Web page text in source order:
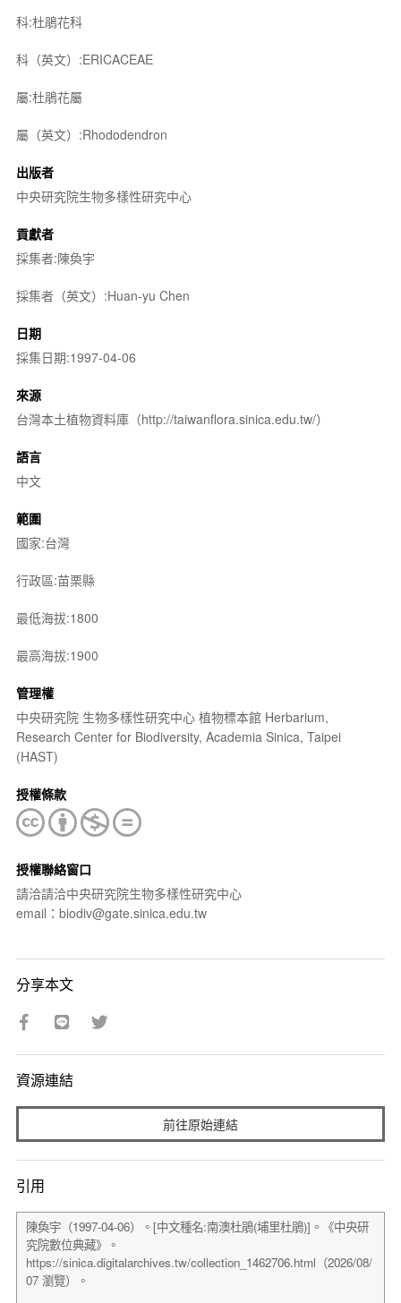
科:杜鵑花科
科（英文）:ERICACEAE
屬:杜鵑花屬
屬（英文）:Rhododendron
出版者
中央研究院生物多樣性研究中心
貢獻者
採集者:陳奐宇
採集者（英文）:Huan-yu Chen
日期
採集日期:1997-04-06
來源
台灣本土植物資料庫（http://taiwanflora.sinica.edu.tw/）
語言
中文
範圍
國家:台灣
行政區:苗栗縣
最低海拔:1800
最高海拔:1900
管理權
中央研究院 生物多樣性研究中心 植物標本館 Herbarium,
Research Center for Biodiversity, Academia Sinica, Taipei
(HAST)
授權條款
授權聯絡窗口
請洽請洽中央研究院生物多樣性研究中心
email：biodiv@gate.sinica.edu.tw
分享本文
資源連結
前往原始連結
引用